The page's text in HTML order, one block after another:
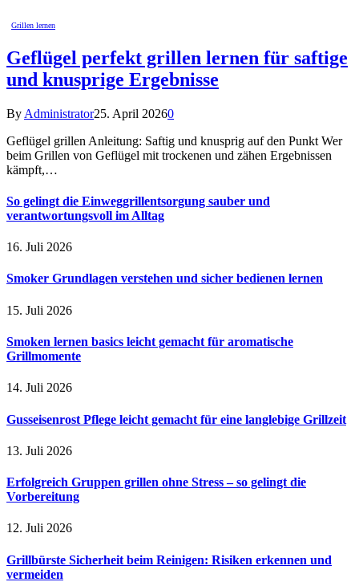
Grillen lernen
Geflügel perfekt grillen lernen für saftige
und knusprige Ergebnisse
By Administrator25. April 20260
Geflügel grillen Anleitung: Saftig und knusprig auf den Punkt Wer
beim Grillen von Geflügel mit trockenen und zähen Ergebnissen
kämpft,…
So gelingt die Einweggrillentsorgung sauber und
verantwortungsvoll im Alltag
16. Juli 2026
Smoker Grundlagen verstehen und sicher bedienen lernen
15. Juli 2026
Smoken lernen basics leicht gemacht für aromatische
Grillmomente
14. Juli 2026
Gusseisenrost Pflege leicht gemacht für eine langlebige Grillzeit
13. Juli 2026
Erfolgreich Gruppen grillen ohne Stress – so gelingt die
Vorbereitung
12. Juli 2026
Grillbürste Sicherheit beim Reinigen: Risiken erkennen und
vermeiden